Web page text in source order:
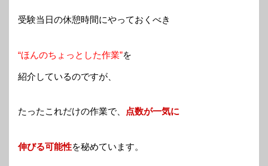
受験当日の休憩時間にやっておくべき
“ほんのちょっとした作業”を
紹介しているのですが、
たったこれだけの作業で、 点数が一気に
伸びる可能性を秘めています。